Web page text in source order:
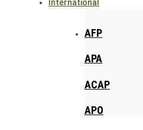
International
AFP
APA
ACAP
APO